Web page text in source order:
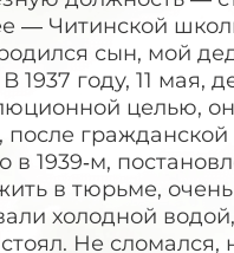
— Читинской
сын, мой
1937 году, 11 мая,
целью,
гражданской
в 1939‑м,
в тюрьме,
холодной
Не сломался,